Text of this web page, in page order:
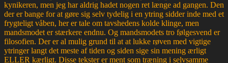
kynikeren, men jeg har aldrig hadet nogen ret længe ad gangen. Den
der er bange for at gøre sig selv tydelig i en ytring sidder inde med et
frygteligt våben, her er tale om tavshedens kolde klinge, men
mandsmodet er stærkere endnu. Og mandsmodets tro følgesvend er
filosofien. Der er al mulig grund til at at lukke røven med vigtige
ytringer langt det meste af tiden og siden sige sin mening ærligt
ELLER kærligt. Disse tekster er ment som træning i selvsamme